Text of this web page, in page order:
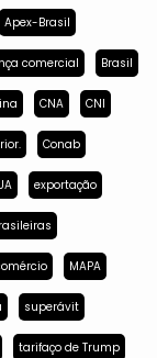
Apex-Brasil
comercial Brasil
CNA CNI
Conab
exportação
MAPA
superávit
tarifaço de Trump